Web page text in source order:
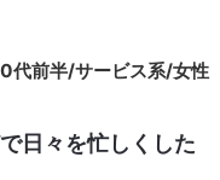
代前半/サービス系/女性
日々を忙しくした